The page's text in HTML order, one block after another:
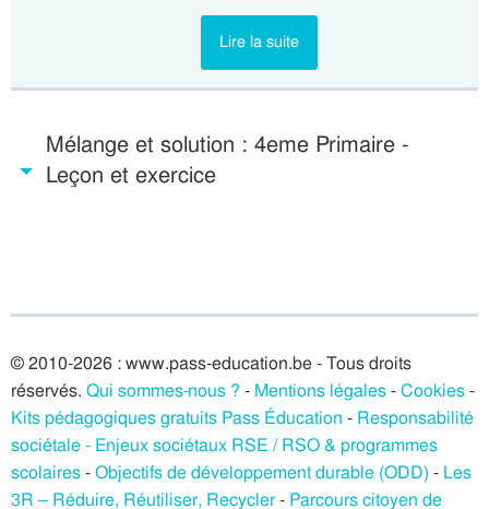
Lire la suite
Mélange et solution : 4eme Primaire -
Leçon et exercice
© 2010-2026 : www.pass-education.be - Tous droits
réservés. Qui sommes-nous ? - Mentions légales-Cookies-
Kits pédagogiques gratuits Pass Éducation - Responsabilité
sociétale - Enjeux sociétaux RSE / RSO & programmes
scolaires-Objectifs de développement durable (ODD) - Les
3R – Réduire, Réutiliser, Recycler- Parcours citoyen de